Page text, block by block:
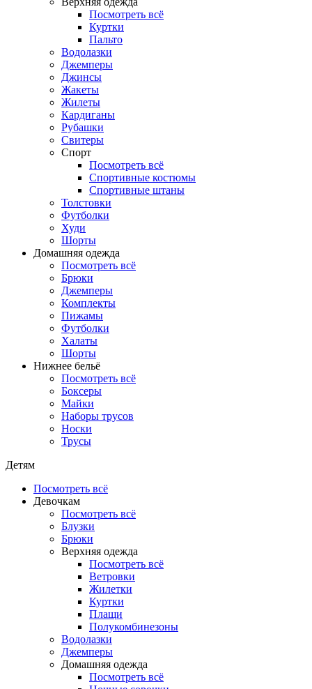
Посмотреть всё
Куртки
Пальто
Водолазки
Джемперы
Джинсы
Жакеты
Жилеты
Кардиганы
Рубашки
Свитеры
Спорт
Посмотреть всё
Спортивные костюмы
Спортивные штаны
Толстовки
Футболки
Худи
Шорты
Домашняя одежда
Посмотреть всё
Брюки
Джемперы
Комплекты
Пижамы
Футболки
Халаты
Шорты
Нижнее бельё
Посмотреть всё
Боксеры
Майки
Наборы трусов
Носки
Трусы
Детям
Посмотреть всё
Девочкам
Посмотреть всё
Блузки
Брюки
Верхняя одежда
Посмотреть всё
Ветровки
Жилетки
Куртки
Плащи
Полукомбинезоны
Водолазки
Джемперы
Домашняя одежда
Посмотреть всё